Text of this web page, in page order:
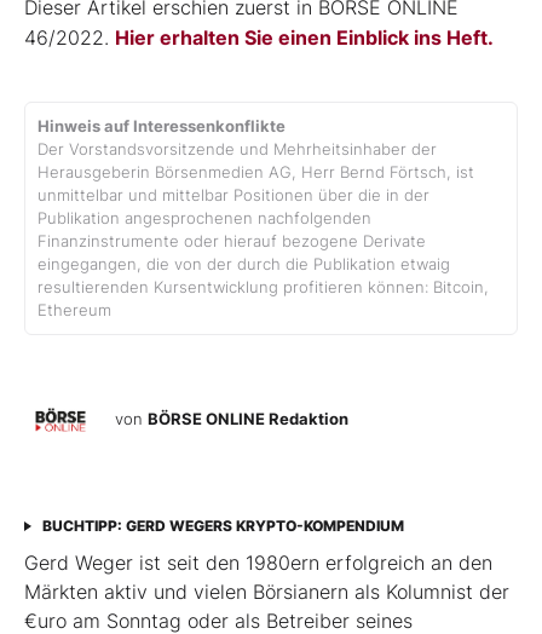
Dieser Artikel erschien zuerst in BÖRSE ONLINE
46/2022. Hier erhalten Sie einen Einblick ins Heft.
Hinweis auf Interessenkonflikte
Der Vorstandsvorsitzende und Mehrheitsinhaber der
Herausgeberin Börsenmedien AG, Herr Bernd Förtsch, ist
unmittelbar und mittelbar Positionen über die in der
Publikation angesprochenen nachfolgenden
Finanzinstrumente oder hierauf bezogene Derivate
eingegangen, die von der durch die Publikation etwaig
resultierenden Kursentwicklung profitieren können: Bitcoin,
Ethereum
von BÖRSE ONLINE Redaktion
BUCHTIPP: GERD WEGERS KRYPTO-KOMPENDIUM
Gerd Weger ist seit den 1980ern erfolgreich an den
Märkten aktiv und vielen Börsianern als Kolumnist der
€uro am Sonntag oder als Betreiber seines